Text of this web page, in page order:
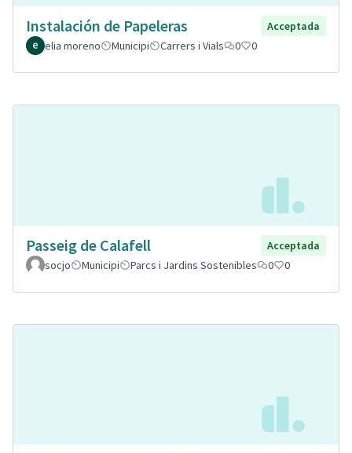
Instalación de Papeleras
Acceptada
elia moreno
Municipi Carrers i Vials 0 0
Passeig de Calafell
Acceptada
socjo
Municipi Parcs i Jardins Sostenibles 0 0